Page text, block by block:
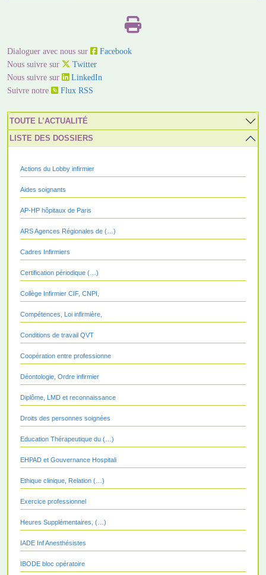
Dialoguer avec nous sur
Facebook
Nous suivre sur
Twitter
Nous suivre sur
LinkedIn
Suivre notre
Flux RSS
TOUTE L’ACTUALITÉ
LISTE DES DOSSIERS
Actions du Lobby infirmier
Aides soignants
AP-HP hôpitaux de Paris
ARS Agences Régionales de (…)
Cadres Infirmiers
Certification périodique (…)
Collège Infirmier CIF, CNPI,
Compétences, Loi infirmière,
Conditions de travail QVT
Coopération entre professionne
Déontologie, Ordre infirmier
Diplôme, LMD et reconnaissance
Droits des personnes soignées
Education Thérapeutique du (…)
EHPAD et Gouvernance Hospitali
Ethique clinique, Relation (…)
Exercice professionnel
Heures Supplémentaires, (…)
IADE Inf Anesthésistes
IBODE bloc opératoire